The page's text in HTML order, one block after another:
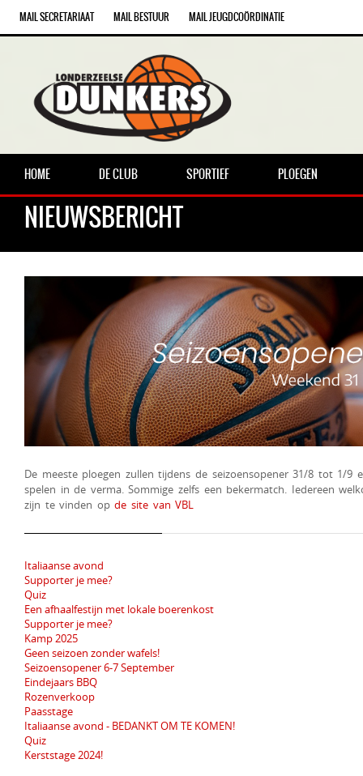
MAIL SECRETARIAAT MAIL BESTUUR MAIL JEUGDCOÖRDINATIE
HOME DE CLUB SPORTIEF PLOEGEN
NIEUWSBERICHT
De meeste ploegen zullen tijdens de seizoensopener 31/8 tot 1/9
spelen in de verma. Sommige zelfs een bekermatch. Iedereen
zijn te vinden opde site van VBL
Italiaanse avond
Supporter je mee?
Quiz
Een afhaalfestijn met lokale boerenkost
Supporter je mee?
Kamp 2025
Geen seizoen zonder wafels!
Seizoensopener 6-7 September
Eindejaars BBQ
Rozenverkoop
Paasstage
Italiaanse avond - BEDANKT OM TE KOMEN!
Quiz
Kerststage 2024!